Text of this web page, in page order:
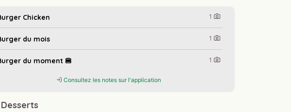
Chicken 1
du mois 1
du moment 🍔 1
Consultez les notes sur l'application